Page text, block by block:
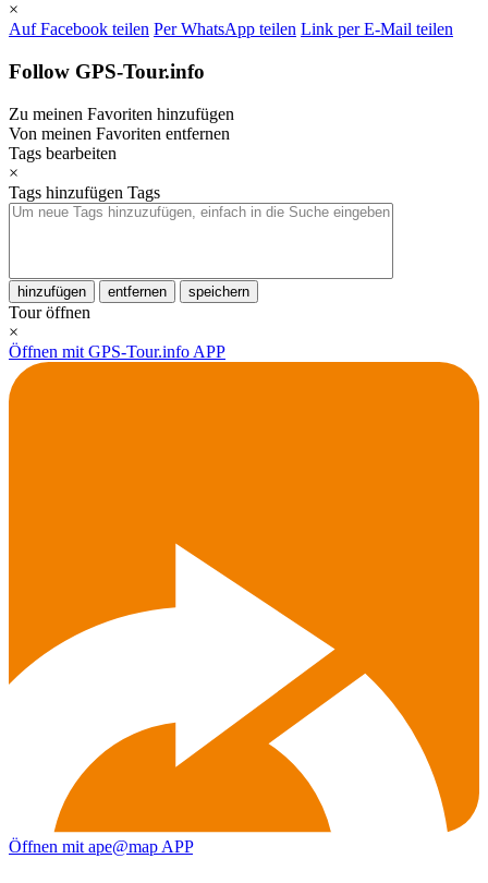
×
Auf Facebook teilen Per WhatsApp teilen Link per E-Mail teilen
Follow GPS-Tour.info
Zu meinen Favoriten hinzufügen
Von meinen Favoriten entfernen
Tags bearbeiten
×
Tags hinzufügen Tags
hinzufügen entfernen speichern
Tour öffnen
×
Öffnen mit GPS-Tour.info APP
Öffnen mit ape@map APP